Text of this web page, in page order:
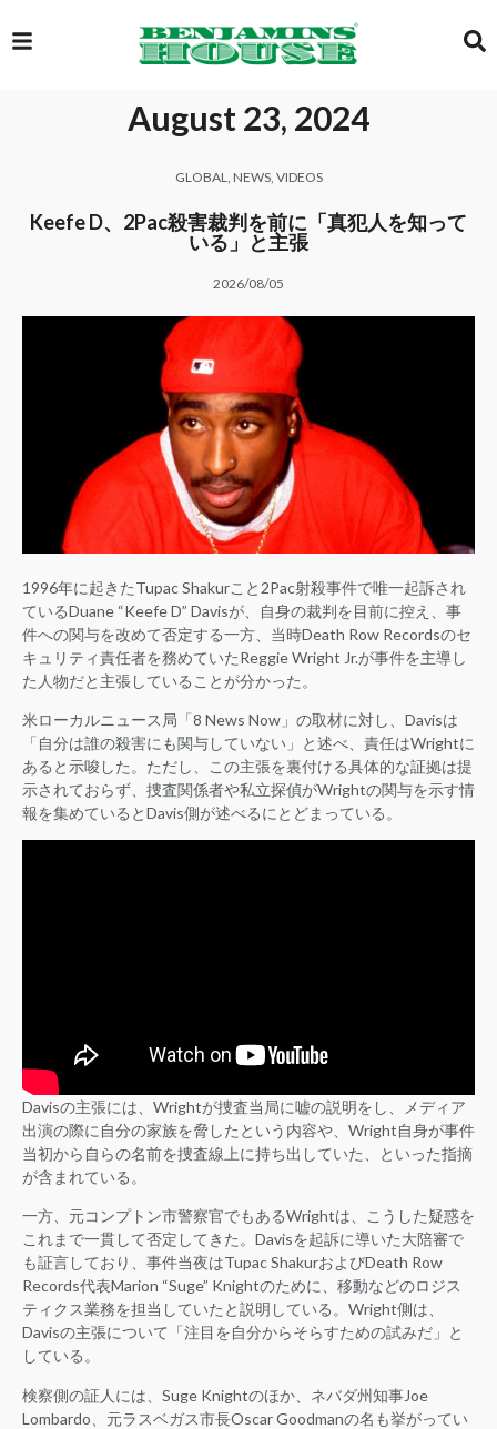
EXCLUSIVE
GLOBAL
GALLERY
LOGIN
August 23, 2024
GLOBAL NEWS, VIDEOS
Keefe D、2Pac殺害裁判を前に「真犯人を知って
いる」と主張
2026/08/05
1996年に起きたTupac Shakurこと2Pac射殺事件で唯一起訴され
ているDuane “Keefe D” Davisが、自身の裁判を目前に控え、事
件への関与を改めて否定する一方、当時Death Row Recordsのセ
キュリティ責任者を務めていたReggie Wright Jr.が事件を主導し
た人物だと主張していることが分かった。
米ローカルニュース局「8 News Now」の取材に対し、Davisは
「自分は誰の殺害にも関与していない」と述べ、責任はWrightに
あると示唆した。ただし、この主張を裏付ける具体的な証拠は提
示されておらず、捜査関係者や私立探偵がWrightの関与を示す情
報を集めているとDavis側が述べるにとどまっている。
Davisの主張には、Wrightが捜査当局に嘘の説明をし、メディア
出演の際に自分の家族を脅したという内容や、Wright自身が事件
当初から自らの名前を捜査線上に持ち出していた、といった指摘
が含まれている。
一方、元コンプトン市警察官でもあるWrightは、こうした疑惑を
これまで一貫して否定してきた。Davisを起訴に導いた大陪審で
も証言しており、事件当夜はTupac ShakurおよびDeath Row
Records代表Marion “Suge” Knightのために、移動などのロジス
ティクス業務を担当していたと説明している。Wright側は、
Davisの主張について「注目を自分からそらすための試みだ」と
している。
検察側の証人には、Suge Knightのほか、ネバダ州知事Joe
Lombardo、元ラスベガス市長Oscar Goodmanの名も挙がってい